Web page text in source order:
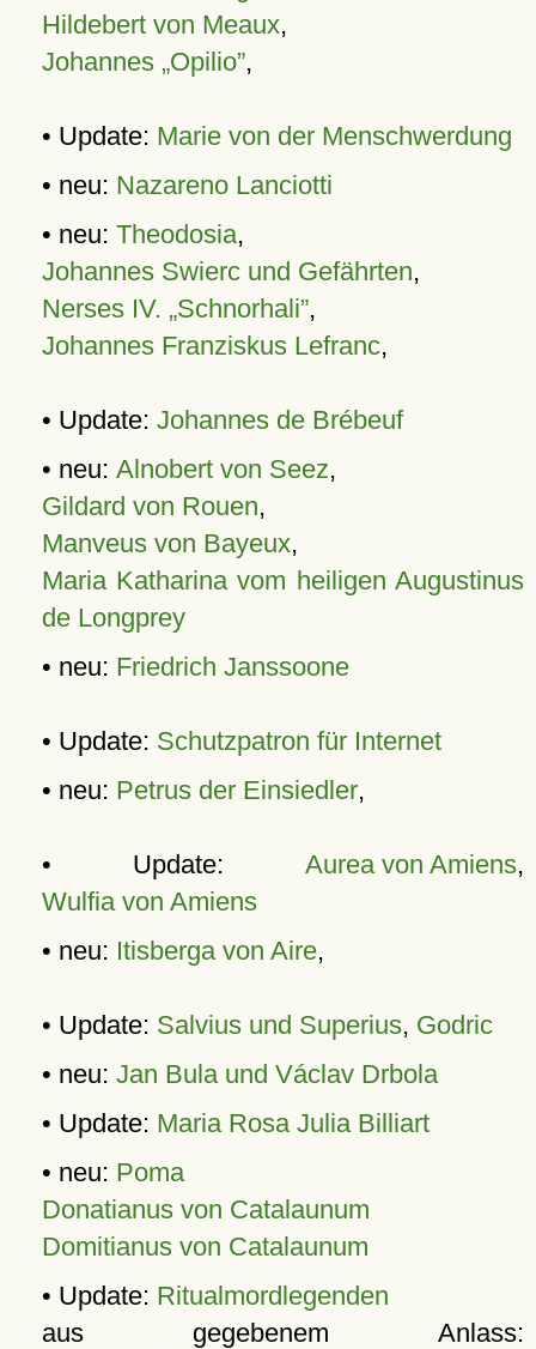
Hildebert von Meaux,
Johannes „Opilio”,
• Update: Marie von der Menschwerdung
• neu: Nazareno Lanciotti
• neu: Theodosia,
Johannes Swierc und Gefährten,
Nerses IV. „Schnorhali”,
Johannes Franziskus Lefranc,
• Update: Johannes de Brébeuf
• neu: Alnobert von Seez,
Gildard von Rouen,
Manveus von Bayeux,
Maria Katharina vom heiligen Augustinus
de Longprey
• neu: Friedrich Janssoone
• Update: Schutzpatron für Internet
• neu: Petrus der Einsiedler,
• Update: Aurea von Amiens,
Wulfia von Amiens
• neu: Itisberga von Aire,
• Update: Salvius und Superius, Godric
• neu: Jan Bula und Václav Drbola
• Update: Maria Rosa Julia Billiart
• neu: Poma
Donatianus von Catalaunum
Domitianus von Catalaunum
• Update: Ritualmordlegenden
aus gegebenem Anlass: